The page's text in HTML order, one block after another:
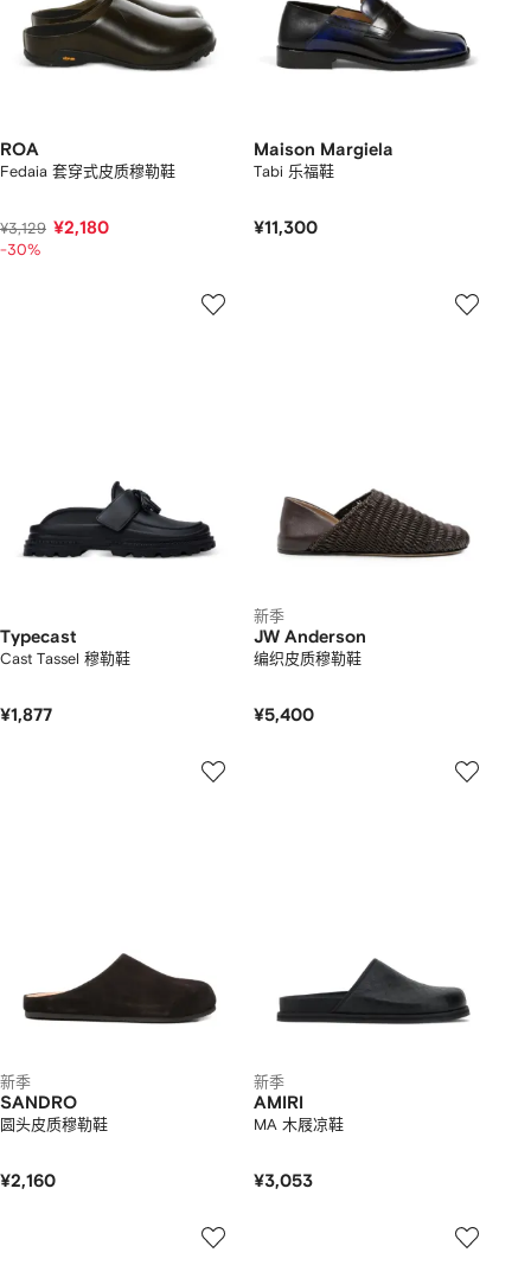
ROA
Fedaia 套穿式皮质穆勒鞋
¥3,129 ¥2,180
-30%
Maison Margiela
Tabi 乐福鞋
¥11,300
Typecast
Cast Tassel 穆勒鞋
¥1,877
新季
JW Anderson
编织皮质穆勒鞋
¥5,400
新季
SANDRO
圆头皮质穆勒鞋
¥2,160
新季
AMIRI
MA 木屐凉鞋
¥3,053